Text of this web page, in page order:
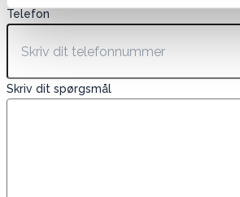
Telefon
Skriv dit spørgsmål